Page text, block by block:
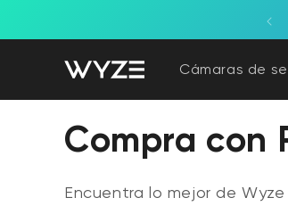
Cámaras de
Colección:
Compra con
Encuentra lo mejor de